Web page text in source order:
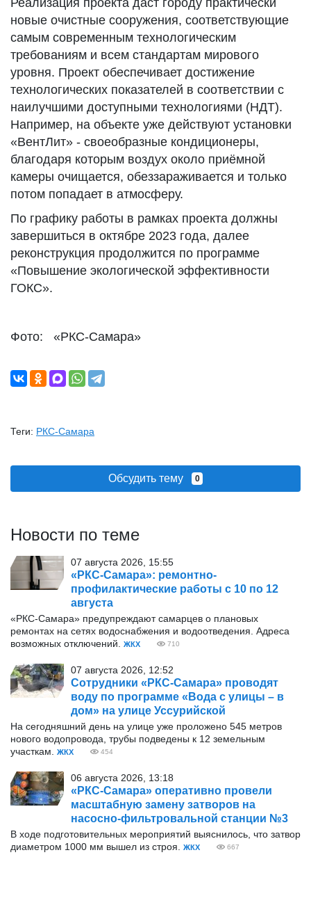
Реализация проекта даст городу практически
новые очистные сооружения, соответствующие
самым современным технологическим
требованиям и всем стандартам мирового
уровня. Проект обеспечивает достижение
технологических показателей в соответствии с
наилучшими доступными технологиями (НДТ).
Например, на объекте уже действуют установки
«ВентЛит» - своеобразные кондиционеры,
благодаря которым воздух около приёмной
камеры очищается, обеззараживается и только
потом попадает в атмосферу.
По графику работы в рамках проекта должны
завершиться в октябре 2023 года, далее
реконструкция продолжится по программе
«Повышение экологической эффективности
ГОКС».
Фото: «РКС-Самара»
Теги: РКС-Самара
Обсудить тему 0
Новости по теме
07 августа 2026, 15:55
«РКС-Самара»: ремонтно-
профилактические работы с 10 по 12
августа
«РКС-Самара» предупреждают самарцев о плановых
ремонтах на сетях водоснабжения и водоотведения. Адреса
возможных отключений.
ЖКХ 710
07 августа 2026, 12:52
Сотрудники «РКС-Самара» проводят
воду по программе «Вода с улицы – в
дом» на улице Уссурийской
На сегодняшний день на улице уже проложено 545 метров
нового водопровода, трубы подведены к 12 земельным
участкам.
ЖКХ 454
06 августа 2026, 13:18
«РКС-Самара» оперативно провели
масштабную замену затворов на
насосно-фильтровальной станции №3
В ходе подготовительных мероприятий выяснилось, что затвор
диаметром 1000 мм вышел из строя.
ЖКХ 667